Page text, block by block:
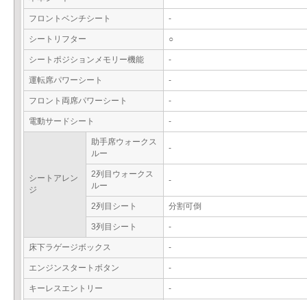
フロントベンチシート -
シートリフター ○
シートポジションメモリー機能 -
運転席パワーシート -
フロント両席パワーシート -
電動サードシート -
シートアレン
ジ
助手席ウォークス
ルー
-
2列目ウォークス
ルー
-
2列目シート 分割可倒
3列目シート -
床下ラゲージボックス -
エンジンスタートボタン -
キーレスエントリー -